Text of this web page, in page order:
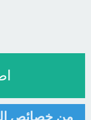
من خصائص